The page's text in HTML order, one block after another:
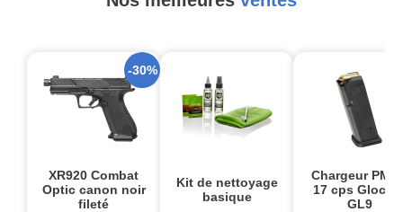
XR920 Combat
Optic canon noir
fileté
-30%
Kit de nettoyage
basique
Chargeur
17 cps
GL9